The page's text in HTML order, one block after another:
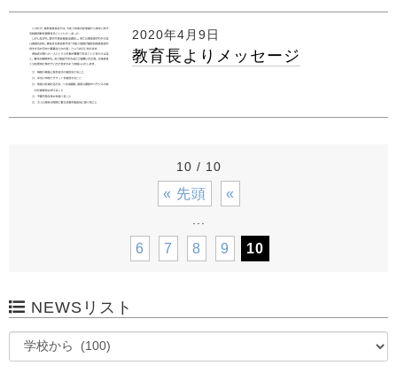
2020年4月9日
教育長よりメッセージ
10 / 10
« 先頭 «
6 7 8 9 10
NEWSリスト